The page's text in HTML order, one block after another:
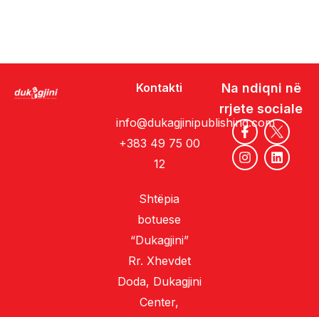
Kontakti
info@dukagjinipublishing.com
+383 49 75 00
12
Shtëpia
botuese
“Dukagjini”
Rr. Xhevdet
Doda, Dukagjini
Center,
Na ndiqni në
rrjete sociale